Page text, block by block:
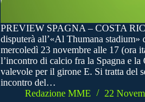
PREVIEW SPAGNA – COSTA
disputerà all’«Al Thumana stadium»
mercoledì 23 novembre alle 17 (ora
l’incontro di calcio fra la Spagna e la
valevole per il girone E. Si tratta del
incontro del…
Redazione MME
22